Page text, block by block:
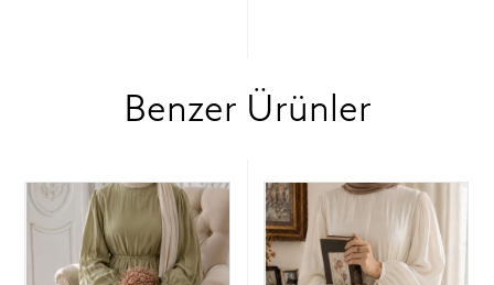
Benzer Ürünler